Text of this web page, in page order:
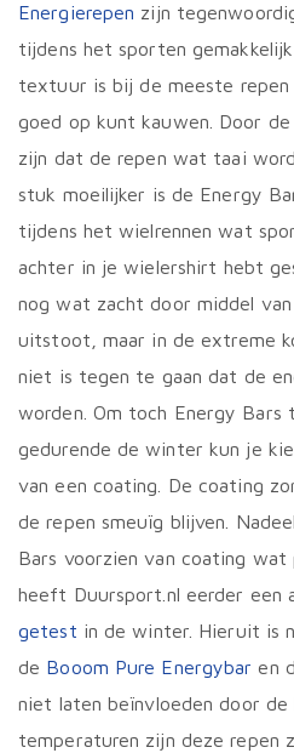
Energierepen zijn
tijdens het sporten
textuur is bij de meeste
goed op kunt kauwen. Door
zijn dat de repen wat taai
stuk moeilijker is de Energy
tijdens het wielrennen wat
achter in je wielershirt hebt
nog wat zacht door middel
uitstoot, maar in de extreme
niet is tegen te gaan dat de
worden. Om toch Energy Bars
gedurende de winter kun je
van een coating. De coating
de repen smeuïg blijven.
Bars voorzien van coating wat
heeft Duursport.nl eerder een
getest in de winter. Hieruit is
de Booom Pure Energybar en
niet laten beïnvloeden door de
temperaturen zijn deze repen